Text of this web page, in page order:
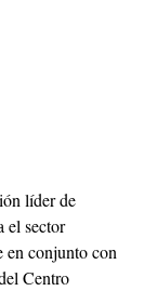
líder de
el sector
en conjunto con
Centro